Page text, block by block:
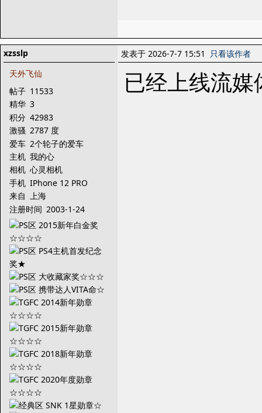
xzsslp
天外飞仙
帖子 11533
精华 3
积分 42983
激骚 2787 度
爱车 2个轮子的爱车
主机 我的心
相机 心灵相机
手机 IPhone 12 PRO
来自 上海
注册时间 2003-1-24
发表于 2026-7-7 15:51 只看该作者
已经上线流媒